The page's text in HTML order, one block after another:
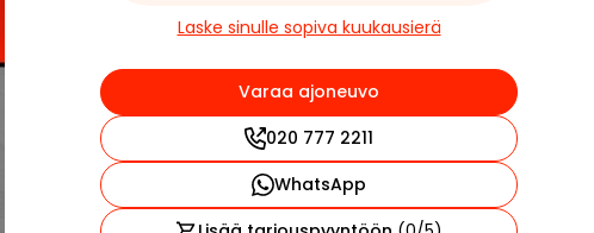
Laske sinulle sopiva kuukausierä
Varaa ajoneuvo
020 777 2211
WhatsApp